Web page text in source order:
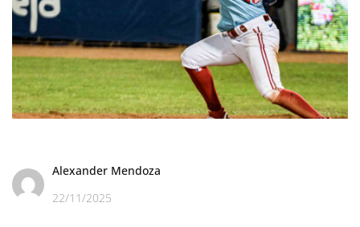
Alexander Mendoza
22/11/2025